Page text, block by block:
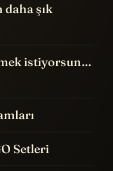
şık
istiyorsun…
Setleri